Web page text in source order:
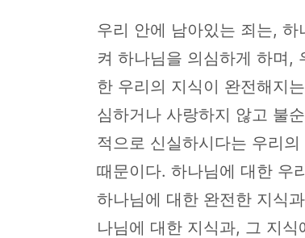
우리 안에 남아있는 죄는,
켜 하나님을 의심하게 하며,
한 우리의 지식이 완전해지
심하거나 사랑하지 않고 불
적으로 신실하시다는 우리
때문이다. 하나님에 대한 우
하나님에 대한 완전한 지식
나님에 대한 지식과, 그 지